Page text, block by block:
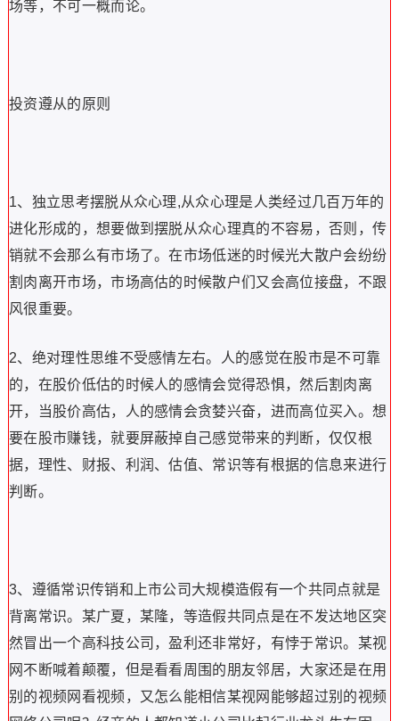
场等，不可一概而论。
投资遵从的原则
1、独立思考摆脱从众心理,从众心理是人类经过几百万年的
进化形成的，想要做到摆脱从众心理真的不容易，否则，传
销就不会那么有市场了。在市场低迷的时候光大散户会纷纷
割肉离开市场，市场高估的时候散户们又会高位接盘，不跟
风很重要。
2、绝对理性思维不受感情左右。人的感觉在股市是不可靠
的，在股价低估的时候人的感情会觉得恐惧，然后割肉离
开，当股价高估，人的感情会贪婪兴奋，进而高位买入。想
要在股市赚钱，就要屏蔽掉自己感觉带来的判断，仅仅根
据，理性、财报、利润、估值、常识等有根据的信息来进行
判断。
3、遵循常识传销和上市公司大规模造假有一个共同点就是
背离常识。某广夏，某隆，等造假共同点是在不发达地区突
然冒出一个高科技公司，盈利还非常好，有悖于常识。某视
网不断喊着颠覆，但是看看周围的朋友邻居，大家还是在用
别的视频网看视频，又怎么能相信某视网能够超过别的视频